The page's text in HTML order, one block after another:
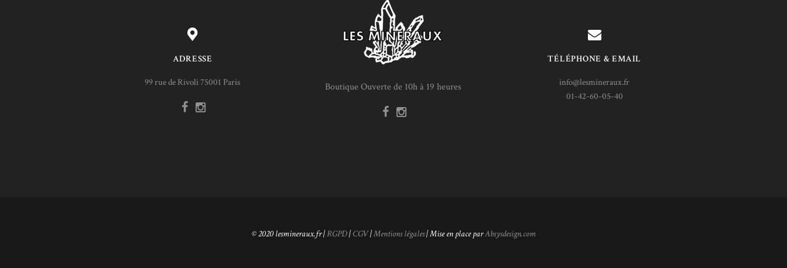
ADRESSE
99 rue de Rivoli 75001 Paris Boutique Ouverte de 10h à 19 heures
TÉLÉPHONE & EMAIL
info@lesmineraux.fr
01-42-60-05-40
© 2020 lesmineraux.fr |RGPD| CGV|Mentions légales| Mise en place parAbsysdesign.com